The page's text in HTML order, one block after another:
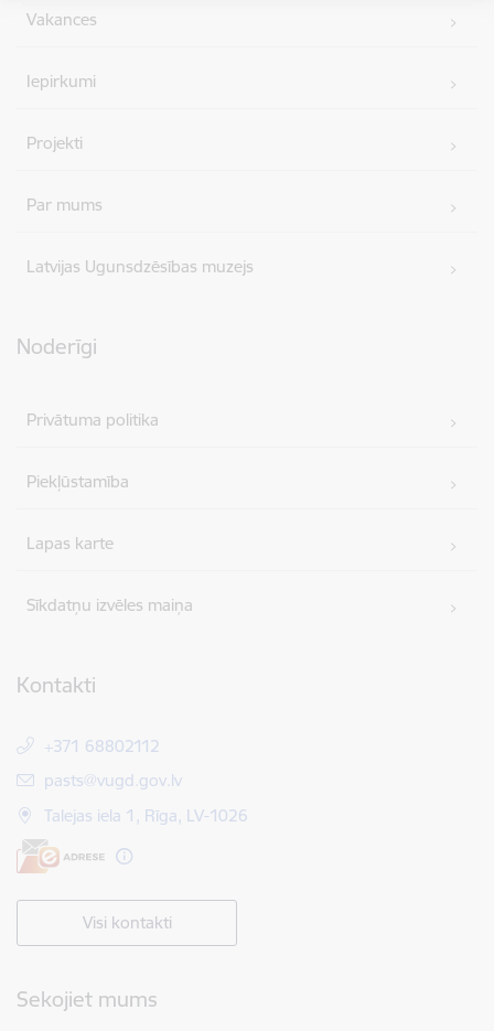
Vakances
Iepirkumi
Projekti
Par mums
Latvijas Ugunsdzēsības muzejs
Noderīgi
Privātuma politika
Piekļūstamība
Lapas karte
Sīkdatņu izvēles maiņa
Kontakti
+371 68802112
E-pasts:
pasts@vugd.gov.lv
Talejas iela 1, Rīga, LV-1026
Visi kontakti
Sekojiet mums